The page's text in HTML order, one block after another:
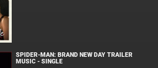
SPIDER-MAN: BRAND NEW DAY TRAILER
MUSIC - SINGLE